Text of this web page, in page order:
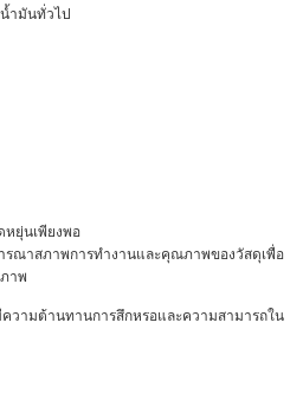
ำมันทั่วไป
ยุ่นเพียงพอ
รณาสภาพการทำงานและคุณภาพของวัสดุเพื่อ
าพ
วามต้านทานการสึกหรอและความสามารถใน